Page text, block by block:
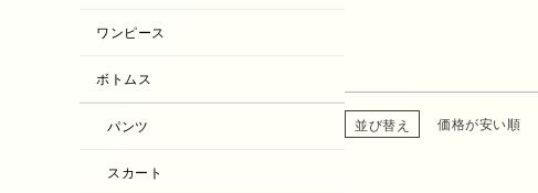
ワンピース
ボトムス
パンツ
スカート
並び替え 価格が安い順